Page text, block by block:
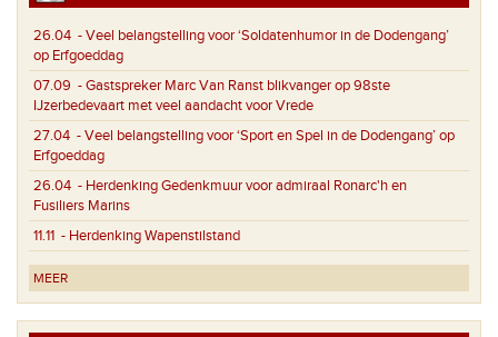
26.04 - Veel belangstelling voor ‘Soldatenhumor in de Dodengang’
op Erfgoeddag
07.09 - Gastspreker Marc Van Ranst blikvanger op 98ste
IJzerbedevaart met veel aandacht voor Vrede
27.04 - Veel belangstelling voor ‘Sport en Spel in de Dodengang’ op
Erfgoeddag
26.04 - Herdenking Gedenkmuur voor admiraal Ronarc'h en
Fusiliers Marins
11.11 - Herdenking Wapenstilstand
MEER